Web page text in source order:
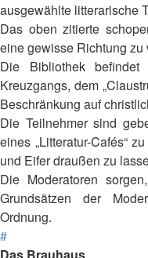
ausgewählte litterarische
Das oben zitierte
eine gewisse Richtung zu
Die Bibliothek
Kreuzgangs, dem
Beschränkung auf
Die Teilnehmer sind
eines „Litteratur-Cafés“
und Eifer draußen zu
Die Moderatoren
Grundsätzen der
Ordnung.
#